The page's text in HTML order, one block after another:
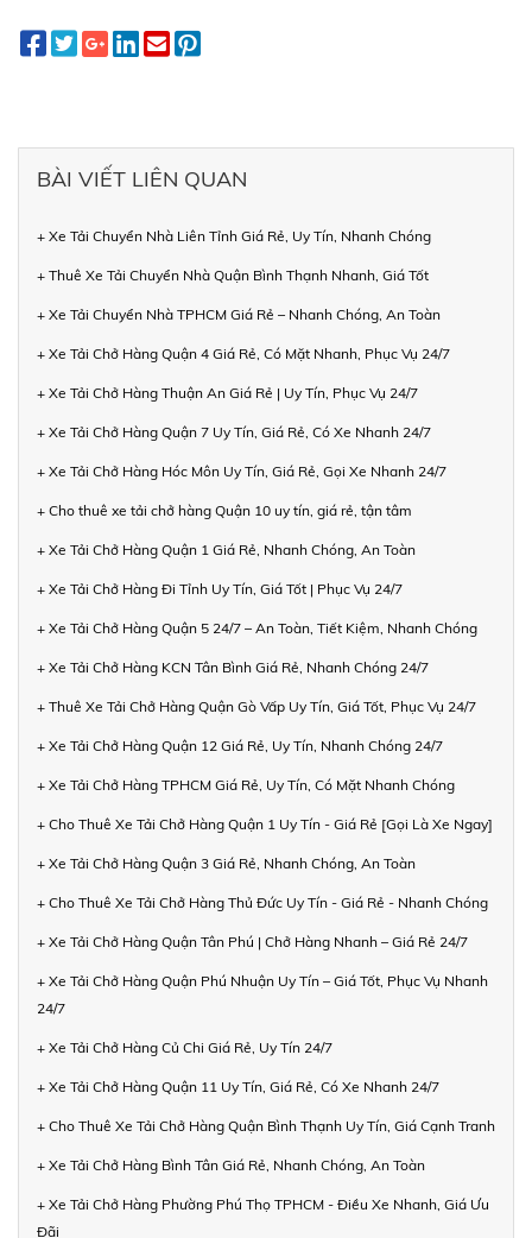
BÀI VIẾT LIÊN QUAN
+ Xe Tải Chuyển Nhà Liên Tỉnh Giá Rẻ, Uy Tín, Nhanh Chóng
+ Thuê Xe Tải Chuyển Nhà Quận Bình Thạnh Nhanh, Giá Tốt
+ Xe Tải Chuyển Nhà TPHCM Giá Rẻ – Nhanh Chóng, An Toàn
+ Xe Tải Chở Hàng Quận 4 Giá Rẻ, Có Mặt Nhanh, Phục Vụ 24/7
+ Xe Tải Chở Hàng Thuận An Giá Rẻ | Uy Tín, Phục Vụ 24/7
+ Xe Tải Chở Hàng Quận 7 Uy Tín, Giá Rẻ, Có Xe Nhanh 24/7
+ Xe Tải Chở Hàng Hóc Môn Uy Tín, Giá Rẻ, Gọi Xe Nhanh 24/7
+ Cho thuê xe tải chở hàng Quận 10 uy tín, giá rẻ, tận tâm
+ Xe Tải Chở Hàng Quận 1 Giá Rẻ, Nhanh Chóng, An Toàn
+ Xe Tải Chở Hàng Đi Tỉnh Uy Tín, Giá Tốt | Phục Vụ 24/7
+ Xe Tải Chở Hàng Quận 5 24/7 – An Toàn, Tiết Kiệm, Nhanh Chóng
+ Xe Tải Chở Hàng KCN Tân Bình Giá Rẻ, Nhanh Chóng 24/7
+ Thuê Xe Tải Chở Hàng Quận Gò Vấp Uy Tín, Giá Tốt, Phục Vụ 24/7
+ Xe Tải Chở Hàng Quận 12 Giá Rẻ, Uy Tín, Nhanh Chóng 24/7
+ Xe Tải Chở Hàng TPHCM Giá Rẻ, Uy Tín, Có Mặt Nhanh Chóng
+ Cho Thuê Xe Tải Chở Hàng Quận 1 Uy Tín - Giá Rẻ [Gọi Là Xe Ngay]
+ Xe Tải Chở Hàng Quận 3 Giá Rẻ, Nhanh Chóng, An Toàn
+ Cho Thuê Xe Tải Chở Hàng Thủ Đức Uy Tín - Giá Rẻ - Nhanh Chóng
+ Xe Tải Chở Hàng Quận Tân Phú | Chở Hàng Nhanh – Giá Rẻ 24/7
+ Xe Tải Chở Hàng Quận Phú Nhuận Uy Tín – Giá Tốt, Phục Vụ Nhanh
24/7
+ Xe Tải Chở Hàng Củ Chi Giá Rẻ, Uy Tín 24/7
+ Xe Tải Chở Hàng Quận 11 Uy Tín, Giá Rẻ, Có Xe Nhanh 24/7
+ Cho Thuê Xe Tải Chở Hàng Quận Bình Thạnh Uy Tín, Giá Cạnh Tranh
+ Xe Tải Chở Hàng Bình Tân Giá Rẻ, Nhanh Chóng, An Toàn
+ Xe Tải Chở Hàng Phường Phú Thọ TPHCM - Điều Xe Nhanh, Giá Ưu
Đãi